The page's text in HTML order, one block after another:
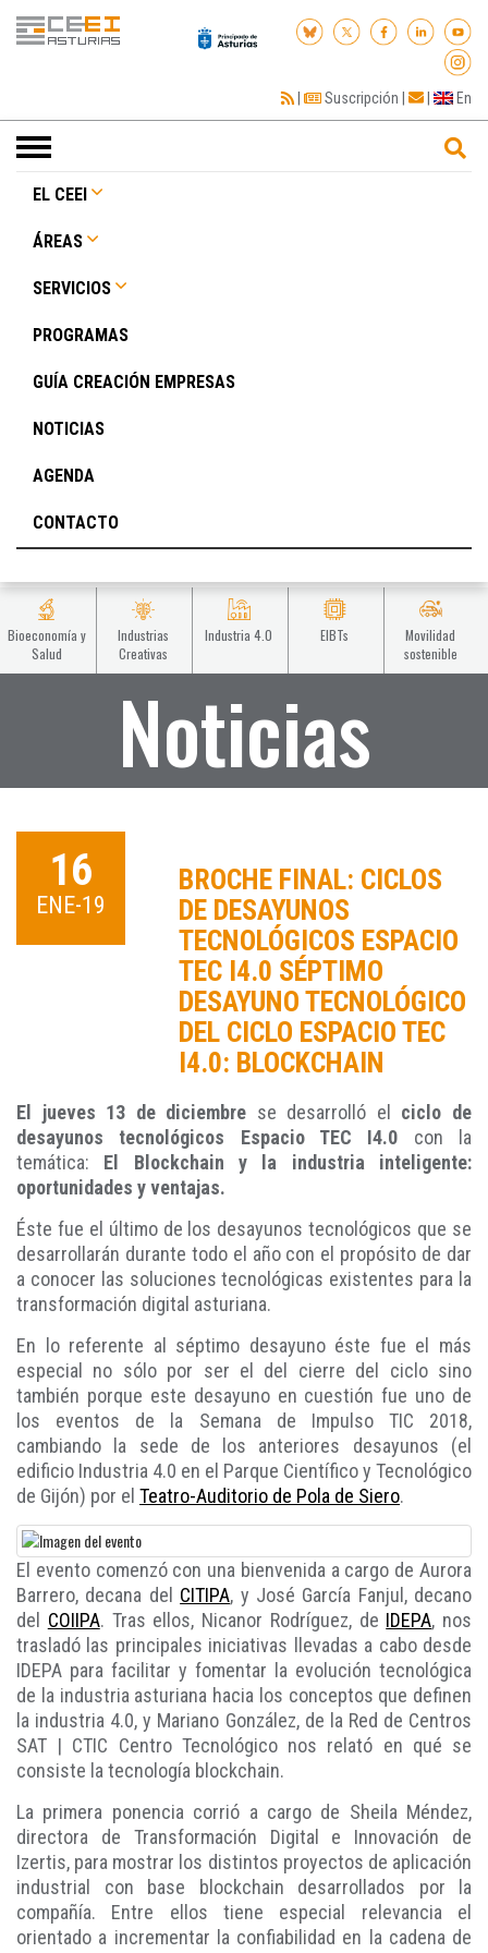
| Suscripción | | En
Toggle
navigation
EL CEEI
ÁREAS
SERVICIOS
PROGRAMAS
GUÍA CREACIÓN EMPRESAS
NOTICIAS
AGENDA
CONTACTO
Bioeconomía y
Salud
Industrias
Creativas
Industria 4.0 EIBTs
Movilidad
sostenible
Noticias
16
ENE-19
BROCHE FINAL: CICLOS
DE DESAYUNOS
TECNOLÓGICOS ESPACIO
TEC I4.0 SÉPTIMO
DESAYUNO TECNOLÓGICO
DEL CICLO ESPACIO TEC
I4.0: BLOCKCHAIN
El jueves 13 de diciembre se desarrolló el ciclo de
desayunos tecnológicos Espacio TEC I4.0 con la
temática: El Blockchain y la industria inteligente:
oportunidades y ventajas.
Éste fue el último de los desayunos tecnológicos que se
desarrollarán durante todo el año con el propósito de dar
a conocer las soluciones tecnológicas existentes para la
transformación digital asturiana.
En lo referente al séptimo desayuno éste fue el más
especial no sólo por ser el del cierre del ciclo sino
también porque este desayuno en cuestión fue uno de
los eventos de la Semana de Impulso TIC 2018,
cambiando la sede de los anteriores desayunos (el
edificio Industria 4.0 en el Parque Científico y Tecnológico
de Gijón) por el Teatro-Auditorio de Pola de Siero.
El evento comenzó con una bienvenida a cargo de Aurora
Barrero, decana del CITIPA, y José García Fanjul, decano
del COIIPA. Tras ellos, Nicanor Rodríguez, de IDEPA, nos
trasladó las principales iniciativas llevadas a cabo desde
IDEPA para facilitar y fomentar la evolución tecnológica
de la industria asturiana hacia los conceptos que definen
la industria 4.0, y Mariano González, de la Red de Centros
SAT | CTIC Centro Tecnológico nos relató en qué se
consiste la tecnología blockchain.
La primera ponencia corrió a cargo de Sheila Méndez,
directora de Transformación Digital e Innovación de
Izertis, para mostrar los distintos proyectos de aplicación
industrial con base blockchain desarrollados por la
compañía. Entre ellos tiene especial relevancia el
orientado a incrementar la confiabilidad en la cadena de